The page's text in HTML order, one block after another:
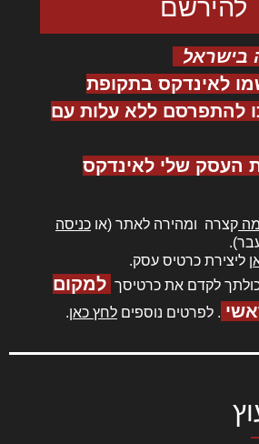
בישראל
לאינדקס בתקופת
להתפרסם ללא עלות עם
העסק שלי לאינדקס
קצרה ומהירה לאתר (או כניסה
ליצירת כרטיס עסק.
לקדם את כרטיסך למקום
. לפרטים נוספים לחץ כאן.